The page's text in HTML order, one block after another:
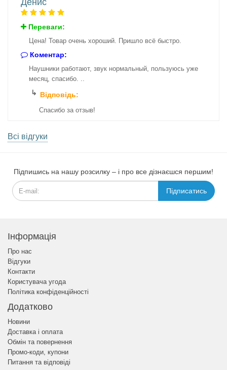
Денис
Переваги:
Цена! Товар очень хороший. Пришло всё быстро.
Коментар:
Наушники работают, звук нормальный, пользуюсь уже
месяц, спасибо. ..
Відповідь:
Спасибо за отзыв!
Всі відгуки
Підпишись на нашу розсилку – і про все дізнаєшся першим!
Підписатись
Інформація
Про нас
Відгуки
Контакти
Користувача угода
Політика конфіденційності
Додатково
Новини
Доставка і оплата
Обмін та повернення
Промо-коди, купони
Питання та відповіді